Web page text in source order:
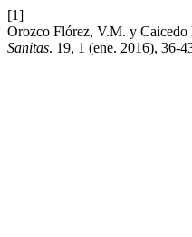
[1]
Orozco Flórez, V.M. y Caicedo
Sanitas. 19, 1 (ene. 2016), 36-